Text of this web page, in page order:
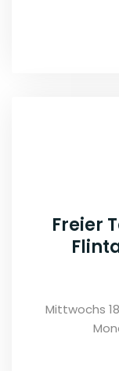
Freier
Mittwochs